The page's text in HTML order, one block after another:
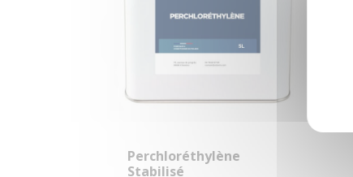
Perchloréthylène
Stabilisé